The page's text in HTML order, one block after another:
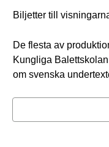
Biljetter till
De flesta av
Kungliga
om svenska